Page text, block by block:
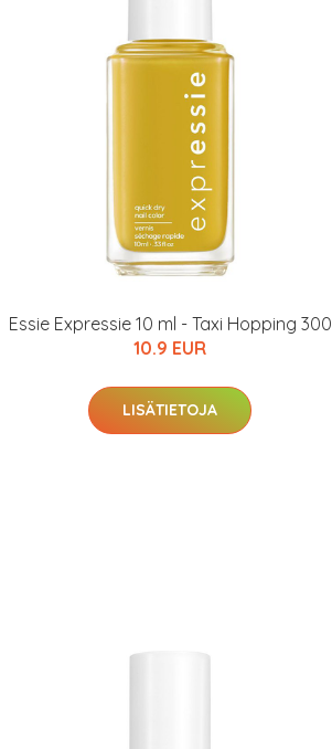
Essie Expressie 10 ml - Taxi Hopping 300
10.9 EUR
LISÄTIETOJA